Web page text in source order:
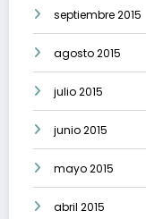
septiembre 2015
agosto 2015
julio 2015
junio 2015
mayo 2015
abril 2015